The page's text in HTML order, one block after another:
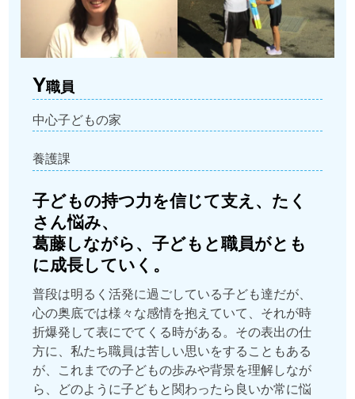
Y職員
中心子どもの家
養護課
子どもの持つ力を信じて支え、たく
さん悩み、
葛藤しながら、子どもと職員がとも
に成長していく。
普段は明るく活発に過ごしている子ども達だが、
心の奥底では様々な感情を抱えていて、それが時
折爆発して表にでてくる時がある。その表出の仕
方に、私たち職員は苦しい思いをすることもある
が、これまでの子どもの歩みや背景を理解しなが
ら、どのように子どもと関わったら良いか常に悩